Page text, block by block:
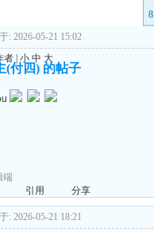
: 2026-05-21 15:02
者 小 中 大
(付四) 的帖子
端
引用 分享
: 2026-05-21 18:21